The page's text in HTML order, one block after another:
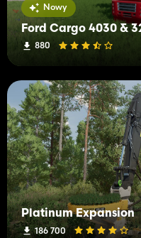
Nowy
Ford Cargo 4030 &
880
Platinum Expansion
186 700